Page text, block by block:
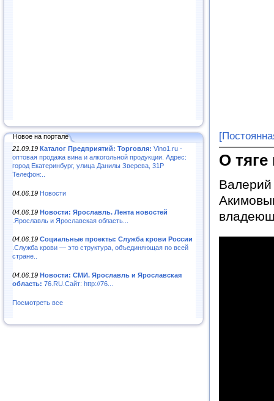
Новое на портале
21.09.19 Каталог Предприятий: Торговля: Vino1.ru -
оптовая продажа вина и алкогольной продукции. Адрес:
город Екатеринбург, улица Данилы Зверева, 31Р
Телефон:..
04.06.19 Новости
04.06.19 Новости: Ярославль. Лента новостей
.Ярославль и Ярославская область...
04.06.19 Социальные проекты: Служба крови России
.Служба крови — это структура, объединяющая по всей
стране..
04.06.19 Новости: СМИ. Ярославль и Ярославская
область: 76.RU.Сайт: http://76...
Посмотреть все
О тяге